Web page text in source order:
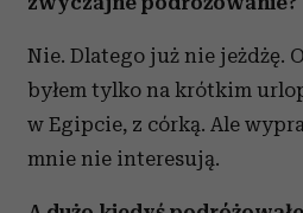
Nie. Dlatego już nie jeżdżę.
byłem tylko na krótkim
w Egipcie, z córką. Ale
mnie nie interesują.